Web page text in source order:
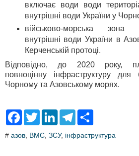
включає води води
внутрішні води України у
військово-морська
внутрішні води України в
Керченській протоці.
Відповідно, до 2020 року,
повноцінну інфраструктуру
Чорному та Азовському морях.
F
e
T
t
L
k
T
e
r
# азов ВМС ЗСУ, інфраструктура